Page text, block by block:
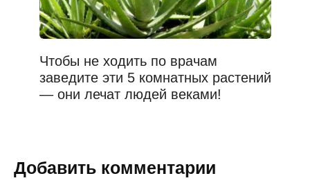
Чтобы не ходить по врачам
заведите эти 5 комнатных растений
— они лечат людей веками!
Добавить комментарии